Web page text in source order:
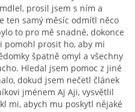
prosil jsem s ním a
ten samý měsíc odmítl něco
to pro mě snadné, dokonce
pomohl prosit ho, aby mi
špatně omyl a všechny
Hledal jsem pomoc z jiné
dokud jsem nečetl článek
jménem Aj Aji, vysvětlil
mi, abych mu poskytl nějaké